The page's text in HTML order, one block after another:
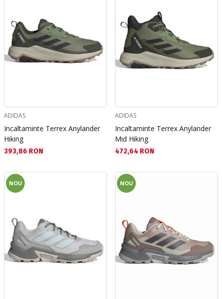
ADIDAS
Incaltaminte Terrex Anylander
Hiking
Текуща цена:
393,86 RON
ADIDAS
Incaltaminte Terrex Anylander
Mid Hiking
Текуща цена:
472,64 RON
NOU NOU